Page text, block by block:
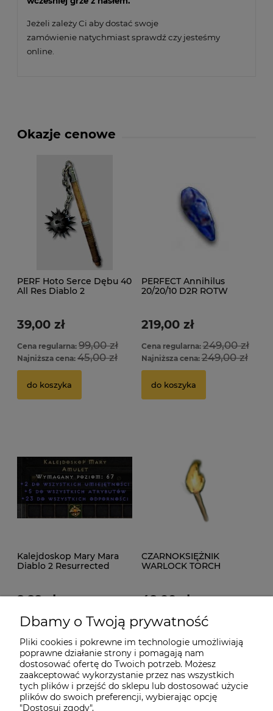
Jeżeli zależy Ci aby dostać swoje
zamówienie natychmiast sprawdź czy jesteśmy
online.
Okazje cenowe
PERF Hoto Serce Dębu 40
All Res Diablo 2
39,00 zł
Cena regularna: 99,00 zł
Najniższa cena: 45,00 zł
do koszyka
PERFECT Annihilus
20/20/10 D2R ROTW
219,00 zł
Cena regularna:249,00 zł
Najniższa cena:249,00 zł
do koszyka
Kalejdoskop Mary Mara
Diablo 2 Resurrected
9,99 zł
Cena regularna:15,00 zł
do koszyka
CZARNOKSIĘŻNIK
WARLOCK TORCH
49,00 zł
Cena regularna:299,00 zł
do koszyka
Dbamy o Twoją prywatność
Pliki cookies i pokrewne im technologie umożliwiają
poprawne działanie strony i pomagają nam
dostosować ofertę do Twoich potrzeb. Możesz
zaakceptować wykorzystanie przez nas wszystkich
tych plików i przejść do sklepu lub dostosować użycie
plików do swoich preferencji, wybierając opcję
"Dostosuj zgody".